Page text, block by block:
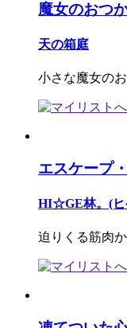
魔女のおつ
天の箱庭
小さな魔女のお
エスケープ
HI☆GE林。(ヒ
迫りくる筋肉